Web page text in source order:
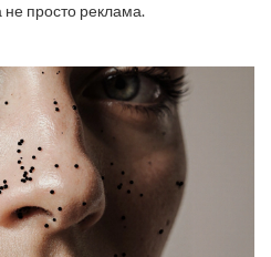
просто реклама.